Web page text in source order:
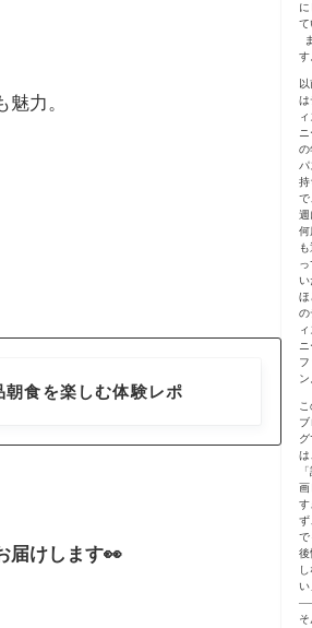
力。
食を楽しむ体験レポ
届けします👀
に
て
ま
す
以
は
ニ
の
パ
持
で
週
何
も
っ
い
ほ
の
ニ
フ
ン
こ
ブ
グ
は
画
す
ず
で
後
い
そ